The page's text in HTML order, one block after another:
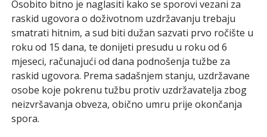
Osobito bitno je naglasiti kako se sporovi vezani za
raskid ugovora o doživotnom uzdržavanju trebaju
smatrati hitnim, a sud biti dužan sazvati prvo ročište u
roku od 15 dana, te donijeti presudu u roku od 6
mjeseci, računajući od dana podnošenja tužbe za
raskid ugovora. Prema sadašnjem stanju, uzdržavane
osobe koje pokrenu tužbu protiv uzdržavatelja zbog
neizvršavanja obveza, obično umru prije okončanja
spora.